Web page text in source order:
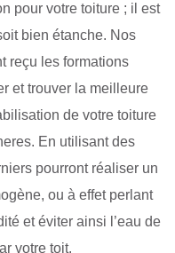
pour votre toiture ; il est
bien étanche. Nos
reçu les formations
et trouver la meilleure
de votre toiture
En utilisant des
pourront réaliser un
ou à effet perlant
et éviter ainsi l’eau de
votre toit.